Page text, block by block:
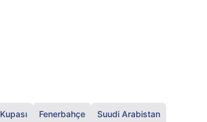
Fenerbahçe Suudi Arabistan